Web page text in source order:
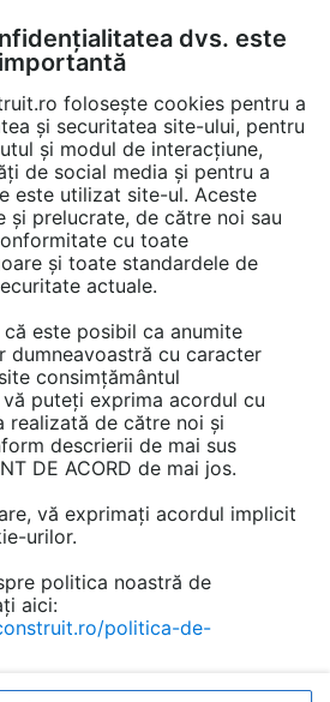
FĂ-ȚI CONT LOGIN
"Sisteme
incalzire"
RESTRANGE
dvs. este
importantă
folosește cookies pentru a
și securitatea site-ului, pentru
și modul de interacțiune,
de social media și pentru a
este utilizat site-ul. Aceste
și prelucrate, de către noi sau
cu toate
și toate standardele de
actuale.
este posibil ca anumite
dumneavoastră cu caracter
consimțământul
puteți exprima acordul cu
realizată de către noi și
descrierii de mai sus
DE ACORD de mai jos.
vă exprimați acordul implicit
urilor.
politica noastră de
aici:
politica-de-